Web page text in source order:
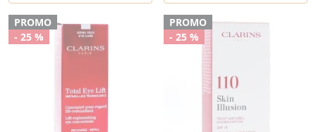
PROMO
- 25 %
PROMO
- 25 %